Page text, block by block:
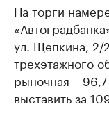
На торги
ул. Щепкина, 2/
трехэтажного
рыночная –
выставить за